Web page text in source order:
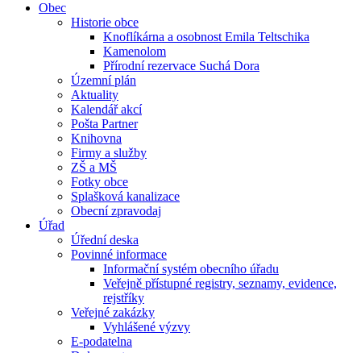
Obec
Historie obce
Knoflíkárna a osobnost Emila Teltschika
Kamenolom
Přírodní rezervace Suchá Dora
Územní plán
Aktuality
Kalendář akcí
Pošta Partner
Knihovna
Firmy a služby
ZŠ a MŠ
Fotky obce
Splašková kanalizace
Obecní zpravodaj
Úřad
Úřední deska
Povinné informace
Informační systém obecního úřadu
Veřejně přístupné registry, seznamy, evidence,
rejstříky
Veřejné zakázky
Vyhlášené výzvy
E-podatelna